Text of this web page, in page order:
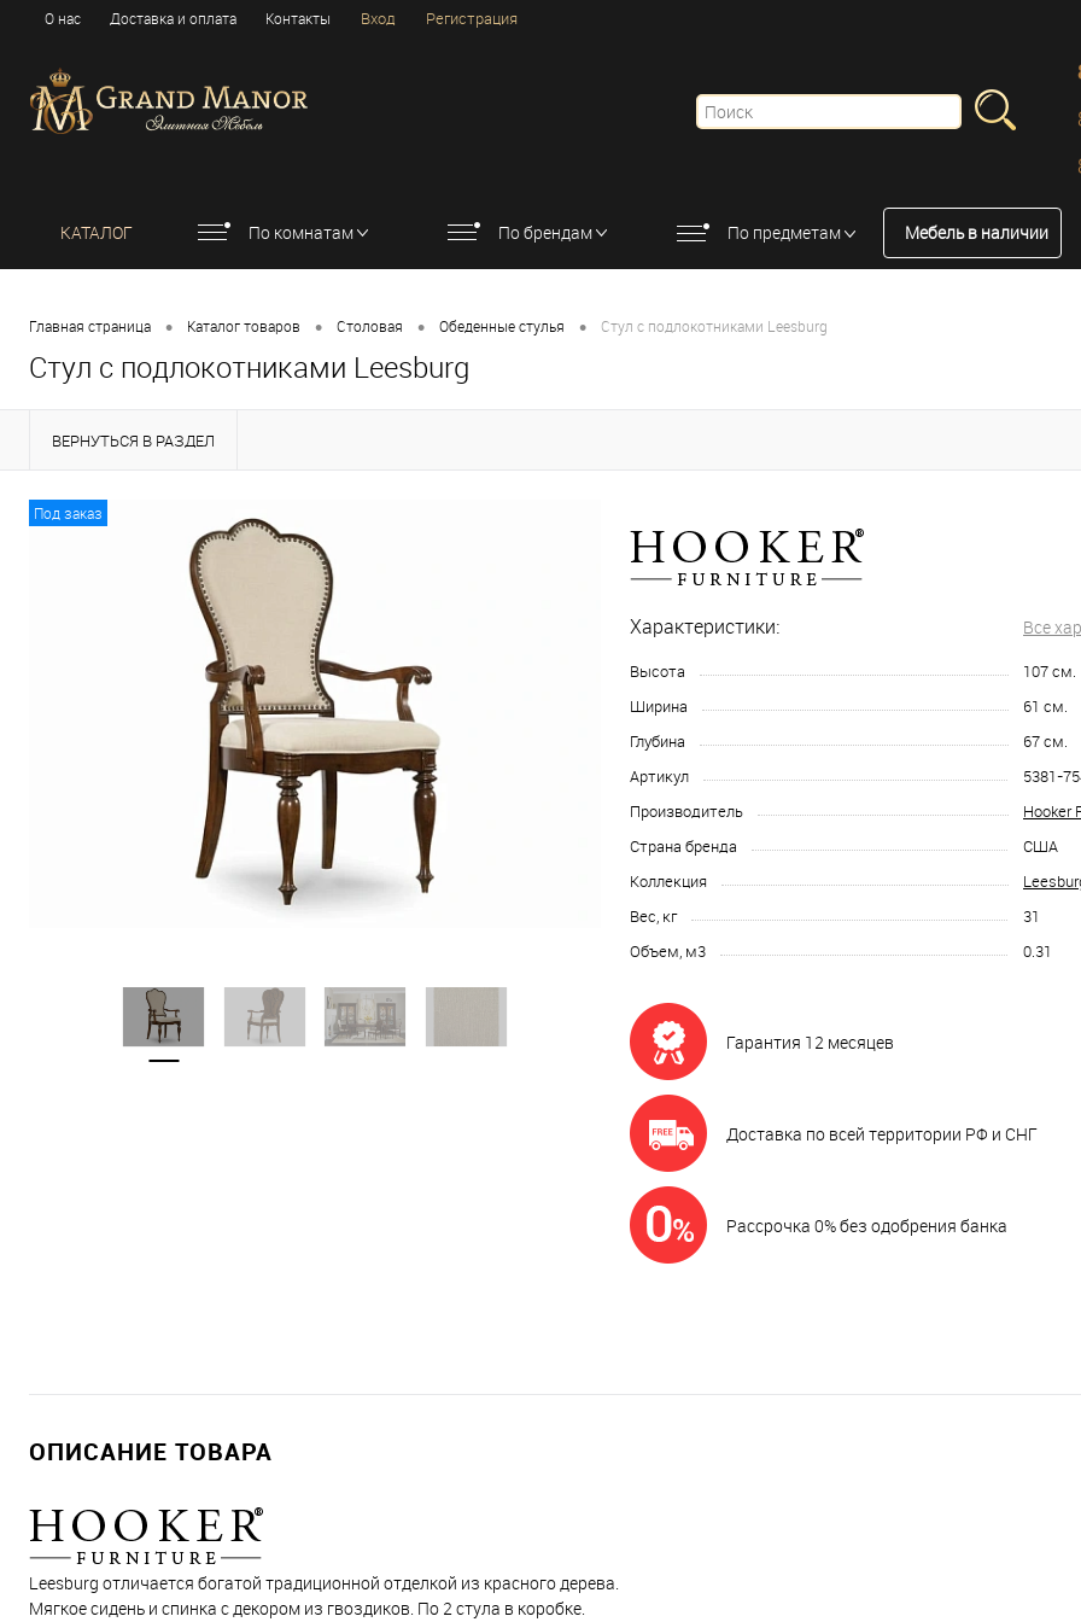
О нас Доставка и оплата Контакты Вход Регистрация
КАТАЛОГ По комнатам По брендам По предметам Мебель в наличии
Главная страница • Каталог товаров • Столовая • Обеденные стулья • Стул с подлокотниками Leesburg
Стул с подлокотниками Leesburg
ВЕРНУТЬСЯ В РАЗДЕЛ
Под заказ
Характеристики: Все
Высота 107см.
Ширина
61 см.
Глубина
67см.
Артикул
5381-
Производитель
Hooker
Страна бренда
США
Коллекция
Вес, кг
31
Объем, м3
0.31
Гарантия 12 месяцев
Доставка по всей территории РФ и СНГ
Рассрочка 0% без одобрения банка
ОПИСАНИЕ ТОВАРА
Leesburg отличается богатой традиционной отделкой из красного дерева.
Мягкое сидень и спинка с декором из гвоздиков. По 2 стула в коробке.